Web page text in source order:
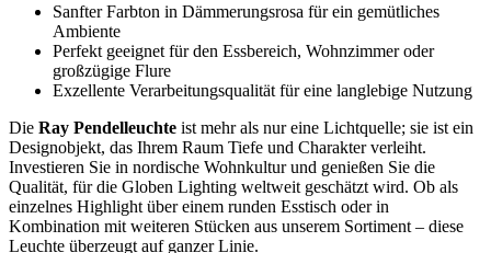
Sanfter Farbton in Dämmerungsrosa für ein gemütliches
Ambiente
Perfekt geeignet für den Essbereich, Wohnzimmer oder
großzügige Flure
Exzellente Verarbeitungsqualität für eine langlebige Nutzung
Die Ray Pendelleuchte ist mehr als nur eine Lichtquelle; sie ist ein
Designobjekt, das Ihrem Raum Tiefe und Charakter verleiht.
Investieren Sie in nordische Wohnkultur und genießen Sie die
Qualität, für die Globen Lighting weltweit geschätzt wird. Ob als
einzelnes Highlight über einem runden Esstisch oder in
Kombination mit weiteren Stücken aus unserem Sortiment – diese
Leuchte überzeugt auf ganzer Linie.